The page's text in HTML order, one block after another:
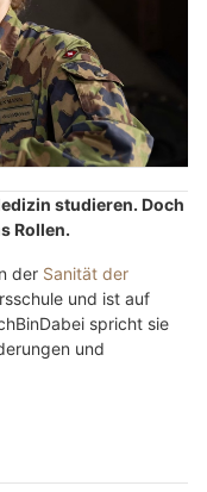
studieren. Doch
Rollen.
der Sanität der
und ist auf
spricht sie
und